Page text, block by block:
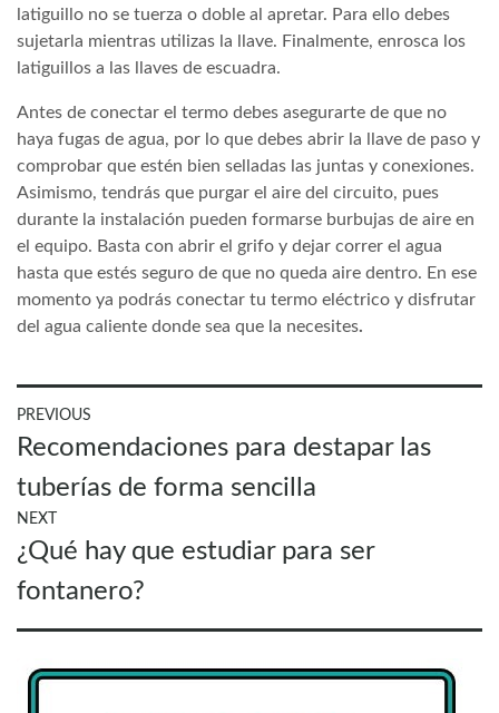
latiguillo no se tuerza o doble al apretar. Para ello debes
sujetarla mientras utilizas la llave. Finalmente, enrosca los
latiguillos a las llaves de escuadra.
Antes de conectar el termo debes asegurarte de que no
haya fugas de agua, por lo que debes abrir la llave de paso y
comprobar que estén bien selladas las juntas y conexiones.
Asimismo, tendrás que purgar el aire del circuito, pues
durante la instalación pueden formarse burbujas de aire en
el equipo. Basta con abrir el grifo y dejar correr el agua
hasta que estés seguro de que no queda aire dentro. En ese
momento ya podrás conectar tu termo eléctrico y disfrutar
del agua caliente donde sea que la necesites.
Navegación
de
entradas
PREVIOUS
Previous
Recomendaciones para destapar las
tuberías de forma sencilla
NEXT
Next
post:
¿Qué hay que estudiar para ser
fontanero?